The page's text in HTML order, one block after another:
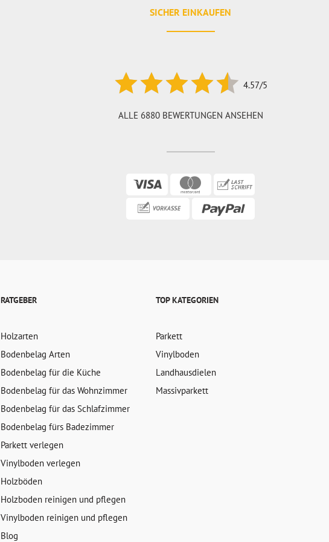
SICHER EINKAUFEN
4.57/5
ALLE 6880 BEWERTUNGEN ANSEHEN
RATGEBER
Holzarten
Bodenbelag Arten
Bodenbelag für die Küche
Bodenbelag für das Wohnzimmer
Bodenbelag für das Schlafzimmer
Bodenbelag fürs Badezimmer
Parkett verlegen
Vinylboden verlegen
Holzböden
Holzboden reinigen und pflegen
Vinylboden reinigen und pflegen
Blog
TOP KATEGORIEN
Parkett
Vinylboden
Landhausdielen
Massivparkett